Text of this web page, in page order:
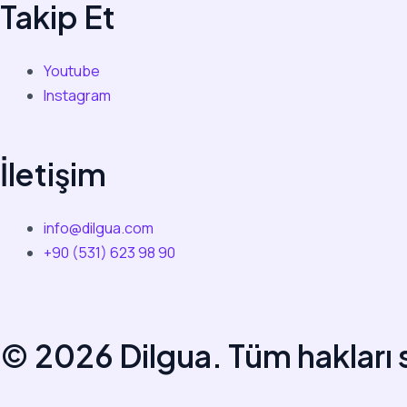
Takip Et
Youtube
Instagram
İletişim
info@dilgua.com
+90 (531) 623 98 90
© 2026 Dilgua. Tüm hakları